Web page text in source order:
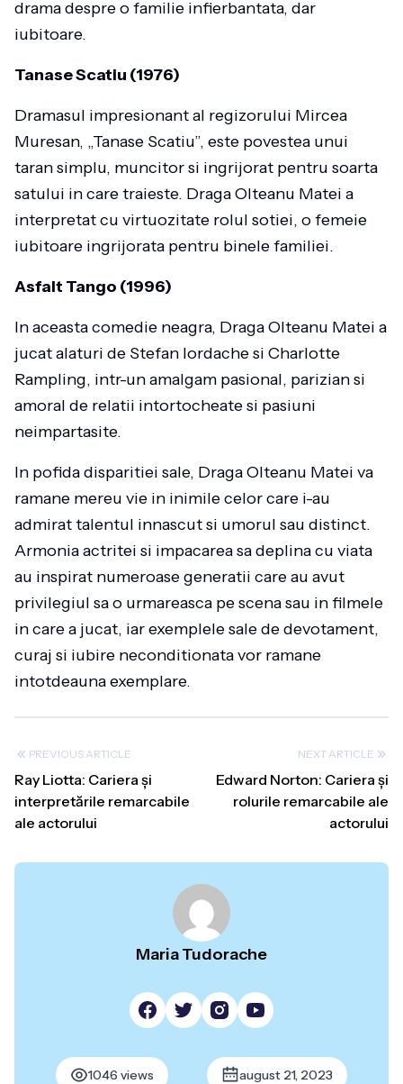
drama despre o familie infierbantata, dar
iubitoare.
Tanase Scatiu (1976)
Dramasul impresionant al regizorului Mircea
Muresan, „Tanase Scatiu”, este povestea unui
taran simplu, muncitor si ingrijorat pentru soarta
satului in care traieste. Draga Olteanu Matei a
interpretat cu virtuozitate rolul sotiei, o femeie
iubitoare ingrijorata pentru binele familiei.
Asfalt Tango (1996)
In aceasta comedie neagra, Draga Olteanu Matei a
jucat alaturi de Stefan Iordache si Charlotte
Rampling, intr-un amalgam pasional, parizian si
amoral de relatii intortocheate si pasiuni
neimpartasite.
In pofida disparitiei sale, Draga Olteanu Matei va
ramane mereu vie in inimile celor care i-au
admirat talentul innascut si umorul sau distinct.
Armonia actritei si impacarea sa deplina cu viata
au inspirat numeroase generatii care au avut
privilegiul sa o urmareasca pe scena sau in filmele
in care a jucat, iar exemplele sale de devotament,
curaj si iubire neconditionata vor ramane
intotdeauna exemplare.
PREVIOUS ARTICLE
Ray Liotta: Cariera și
interpretările remarcabile
ale actorului
NEXT ARTICLE
Edward Norton: Cariera și
rolurile remarcabile ale
actorului
Maria Tudorache
1046 views august 21, 2023